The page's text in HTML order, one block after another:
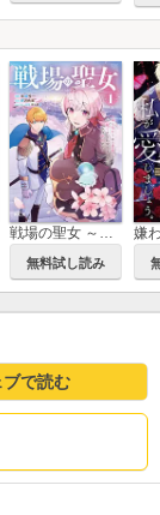
無料試し読み
ブで読む